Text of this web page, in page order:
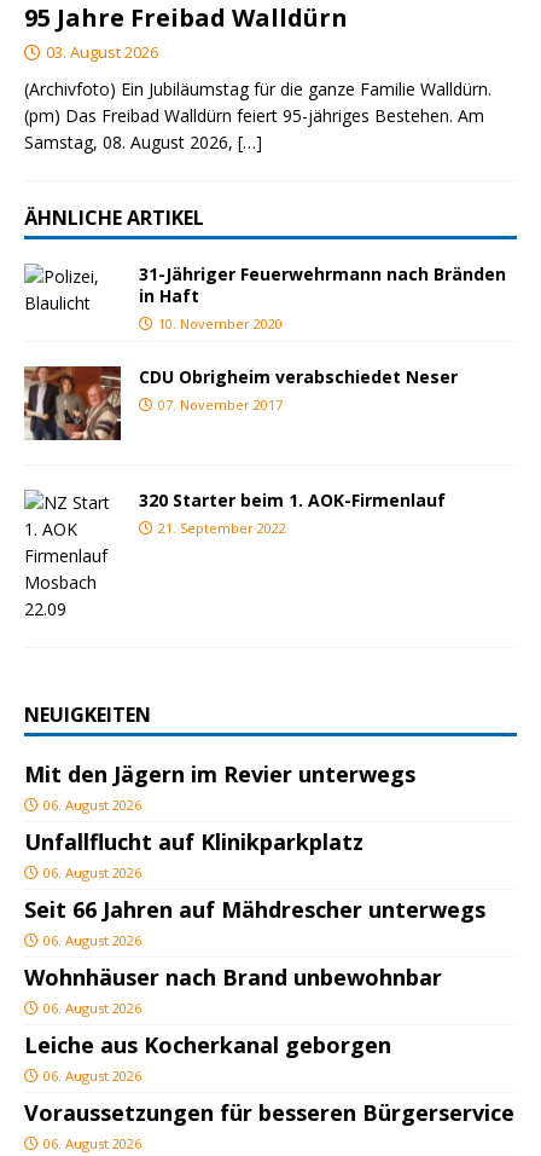
95 Jahre Freibad Walldürn
03. August 2026
(Archivfoto) Ein Jubiläumstag für die ganze Familie Walldürn.
(pm) Das Freibad Walldürn feiert 95-jähriges Bestehen. Am
Samstag, 08. August 2026, […]
ÄHNLICHE ARTIKEL
31-Jähriger Feuerwehrmann nach Bränden
in Haft
10. November 2020
CDU Obrigheim verabschiedet Neser
07. November 2017
320 Starter beim 1. AOK-Firmenlauf
21. September 2022
NEUIGKEITEN
Mit den Jägern im Revier unterwegs
06. August 2026
Unfallflucht auf Klinikparkplatz
06. August 2026
Seit 66 Jahren auf Mähdrescher unterwegs
06. August 2026
Wohnhäuser nach Brand unbewohnbar
06. August 2026
Leiche aus Kocherkanal geborgen
06. August 2026
Voraussetzungen für besseren Bürgerservice
06. August 2026